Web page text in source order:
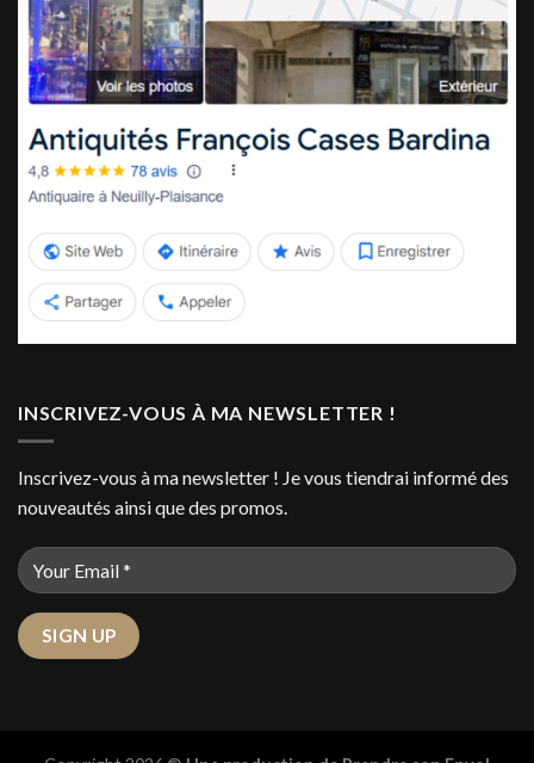
INSCRIVEZ-VOUS À MA NEWSLETTER !
Inscrivez-vous à ma newsletter ! Je vous tiendrai informé des
nouveautés ainsi que des promos.